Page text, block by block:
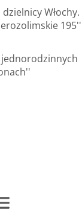
Włochy.
195''